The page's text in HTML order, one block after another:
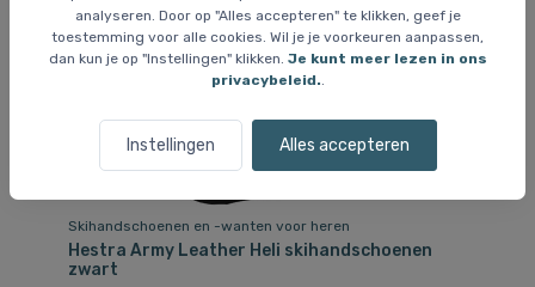
analyseren. Door op "Alles accepteren" te klikken, geef je
toestemming voor alle cookies. Wil je je voorkeuren aanpassen,
dan kun je op "Instellingen" klikken. Je kunt meer lezen in ons
privacybeleid..
Instellingen Alles accepteren
Skihandschoenen en -wanten voor heren
Hestra Army Leather Heli skihandschoenen
zwart